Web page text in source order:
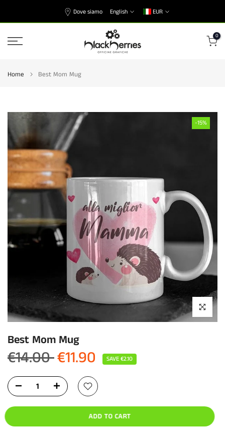
to
content
Dove siamo English EUR
0
Home Best Mom Mug
-15%
Click to
Best Mom Mug
€14.00€11.90 SAVE€2.10
ADD TO CART